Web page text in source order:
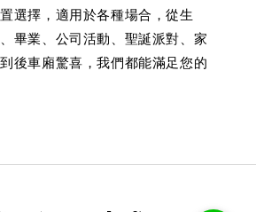
選擇，適用於各種場合，從生
畢業、公司活動、聖誕派對、家
後車廂驚喜，我們都能滿足您的